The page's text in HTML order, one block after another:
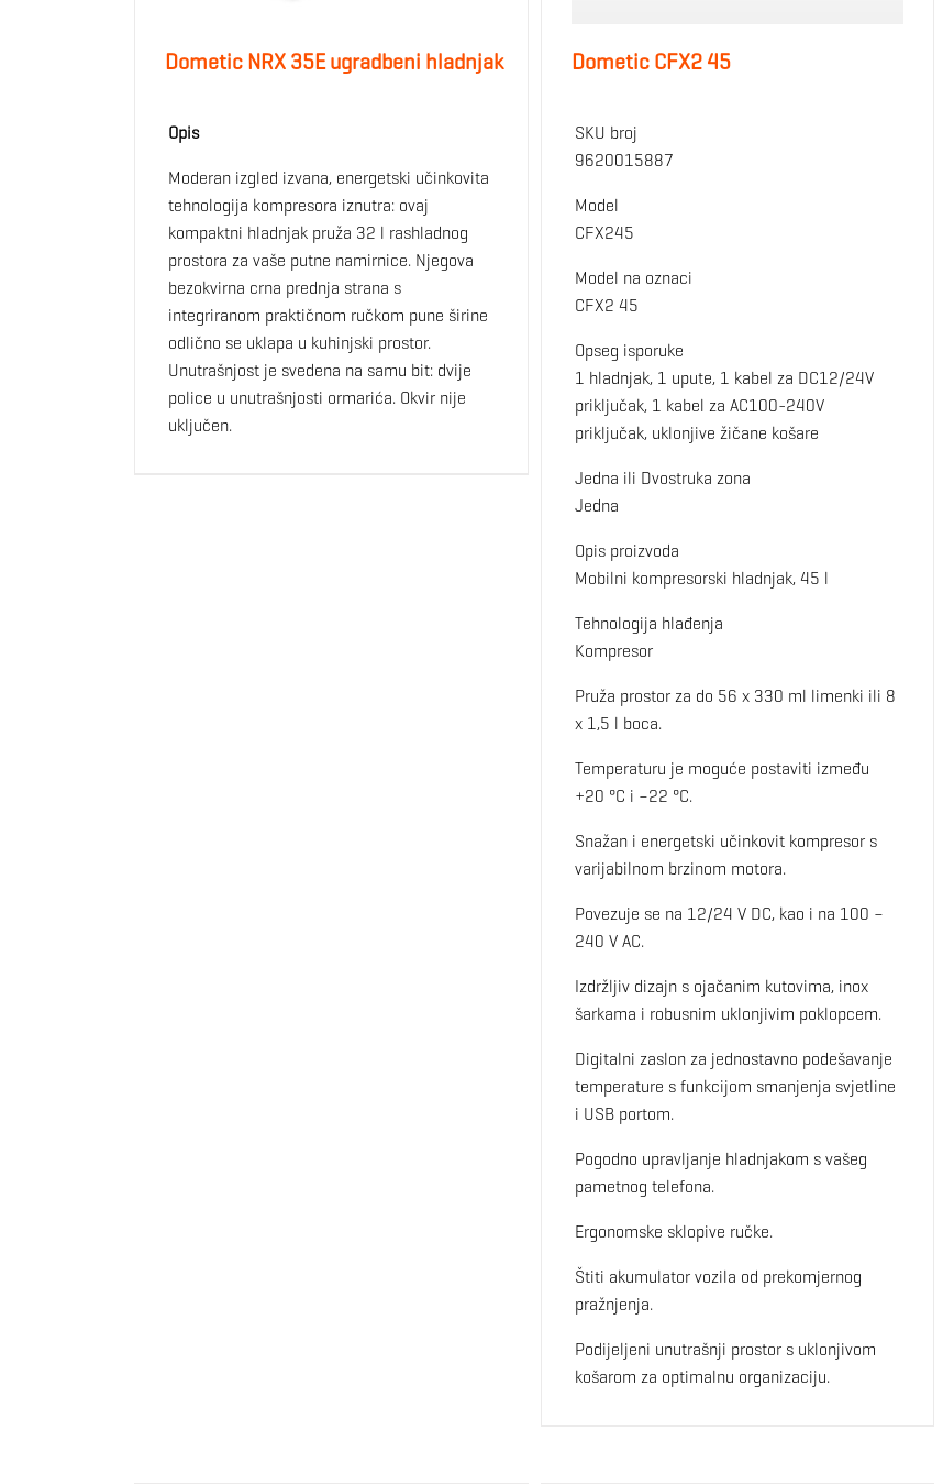
Dometic NRX 35E ugradbeni hladnjak
Opis
Moderan izgled izvana, energetski učinkovita
tehnologija kompresora iznutra: ovaj
kompaktni hladnjak pruža 32 l rashladnog
prostora za vaše putne namirnice. Njegova
bezokvirna crna prednja strana s
integriranom praktičnom ručkom pune širine
odlično se uklapa u kuhinjski prostor.
Unutrašnjost je svedena na samu bit: dvije
police u unutrašnjosti ormarića. Okvir nije
uključen.
Dometic CFX2 45
SKU broj
9620015887
Model
CFX245
Model na oznaci
CFX2 45
Opseg isporuke
1 hladnjak, 1 upute, 1 kabel za DC12/24V
priključak, 1 kabel za AC100-240V
priključak, uklonjive žičane košare
Jedna ili Dvostruka zona
Jedna
Opis proizvoda
Mobilni kompresorski hladnjak, 45 l
Tehnologija hlađenja
Kompresor
Pruža prostor za do 56 x 330 ml limenki ili 8
x 1,5 l boca.
Temperaturu je moguće postaviti između
+20 °C i –22 °C.
Snažan i energetski učinkovit kompresor s
varijabilnom brzinom motora.
Povezuje se na 12/24 V DC, kao i na 100 –
240 V AC.
Izdržljiv dizajn s ojačanim kutovima, inox
šarkama i robusnim uklonjivim poklopcem.
Digitalni zaslon za jednostavno podešavanje
temperature s funkcijom smanjenja svjetline
i USB portom.
Pogodno upravljanje hladnjakom s vašeg
pametnog telefona.
Ergonomske sklopive ručke.
Štiti akumulator vozila od prekomjernog
pražnjenja.
Podijeljeni unutrašnji prostor s uklonjivom
košarom za optimalnu organizaciju.